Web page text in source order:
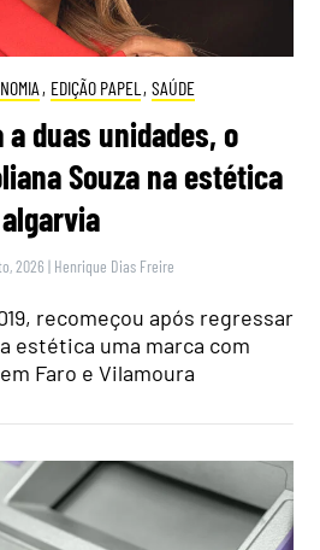
, EDIÇÃO PAPEL , SAÚDE
a duas unidades, o
Souza na estética
algarvia
2026 | Henrique Dias Freire
recomeçou após regressar
estética uma marca com
Faro e Vilamoura